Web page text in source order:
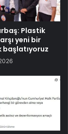
Plastik
yeni bir
başlatıyoruz